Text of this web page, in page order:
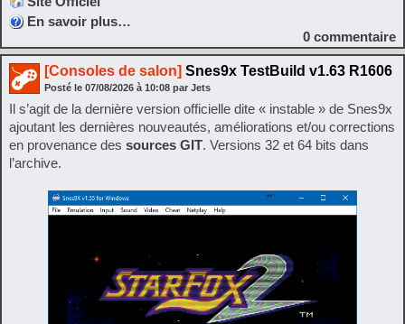
En savoir plus…
0 commentaire
[Consoles de salon] Snes9x TestBuild v1.63 R1606
Posté le 07/08/2026 à 10:08 par Jets
Il s’agit de la dernière version officielle dite « instable » de Snes9x
ajoutant les dernières nouveautés, améliorations et/ou corrections
en provenance des sources GIT. Versions 32 et 64 bits dans
l’archive.